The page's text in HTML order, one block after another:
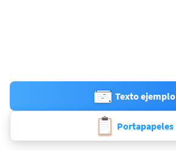
Texto ejemplo
Portapapeles